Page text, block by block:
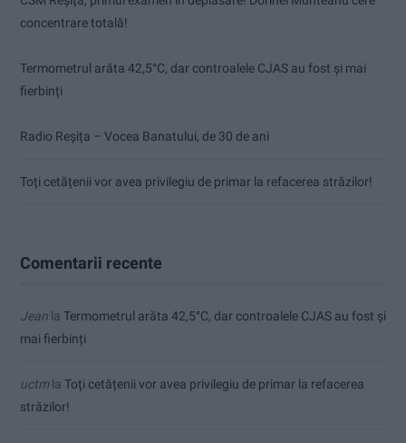
concentrare totală!
Termometrul arăta 42,5°C, dar controalele CJAS au fost și mai
fierbinți
Radio Reșița – Vocea Banatului, de 30 de ani
Toți cetățenii vor avea privilegiu de primar la refacerea străzilor!
Comentarii recente
Jean la Termometrul arăta 42,5°C, dar controalele CJAS au fost și
mai fierbinți
uctmla Toți cetățenii vor avea privilegiu de primar la refacerea
străzilor!